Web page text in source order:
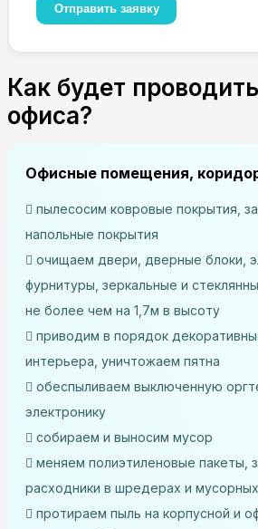
Как будет
офиса?
Офисные помещения,
пылесосим ковровые покрытия,
напольные покрытия
очищаем двери, дверные блоки,
фурнитуры, зеркальные и
не более чем на 1,7м в высоту
приводим в порядок
интерьера, уничтожаем пятна
обеспыливаем выключенную
электронику
собираем и выносим мусор
меняем полиэтиленовые пакеты,
расходники в шредерах и
протираем пыль на корпусной и